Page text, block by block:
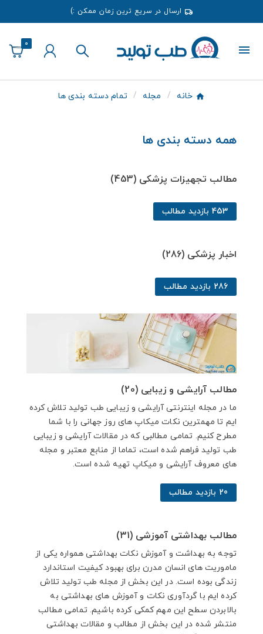
ارسال در سریع ترین زمان ممکن :)
0
خانه مجله تمام دسته بندی ها
همه دسته بندی ها
مطالب تجهیزات پزشکی (453)
453 بازدید مطالب
اخبار پزشکی (286)
286 بازدید مطالب
مطالب آرایشی و زیبایی (20)
ما در مجله اینترنتی آرایشی و زیبایی طب تولید تلاش کرده
ایم تا مهمترین نکات میکاپ های روز جهانی را با شما
مطرح کنیم. تمامی مطالبی که در مقالات آرایشی و زیبایی
طب تولید فراهم شده است، تماما از منابع معتبر و مجله
های معروف آرایشی و میکاپ تهیه شده است.
20 بازدید مطالب
مطالب بهداشتی آموزشی (31)
توجه به بهداشت و آموزش نکات بهداشتی همواره یکی از
ماموریت های انسان مدرن برای بهبود کیفیت استاندارد
زندگی بوده است. در این بخش از مجله طب تولید تلاش
کرده ایم با گردآوری نکات و آموزش های بهداشتی به
بالابردن سطح این مهم کمکی کرده باشیم. تمامی مطالب
منتشر شده در این بخش از مطالب و مقالات بهداشتی